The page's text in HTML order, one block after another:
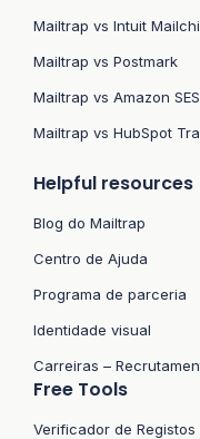
Mailtrap vs Intuit
Mailtrap vs Postmark
Mailtrap vs Amazon SES
Mailtrap vs HubSpot
Helpful resources
Blog do Mailtrap
Centro de Ajuda
Programa de parceria
Identidade visual
Carreiras –
Free Tools
Verificador de Registos